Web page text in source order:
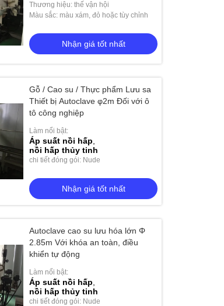
Thương hiệu: thế vận hội
Màu sắc: màu xám, đỏ hoặc tùy chỉnh
Nhận giá tốt nhất
Gỗ / Cao su / Thực phẩm Lưu sa
Thiết bị Autoclave φ2m Đối với ô
tô công nghiệp
Làm nổi bật:
Áp suất nồi hấp
nồi hấp thủy tinh
chi tiết đóng gói: Nude
Nhận giá tốt nhất
Autoclave cao su lưu hóa lớn Φ
2.85m Với khóa an toàn, điều
khiển tự động
Làm nổi bật:
Áp suất nồi hấp
nồi hấp thủy tinh
chi tiết đóng gói: Nude